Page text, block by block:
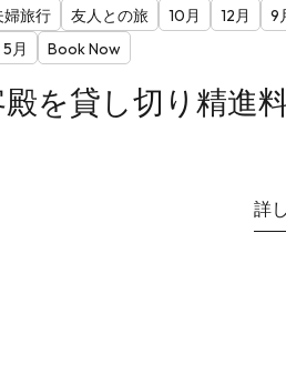
婦旅行 友人との旅 10月 12月 9
5月 Book Now
を貸し切り精進
詳